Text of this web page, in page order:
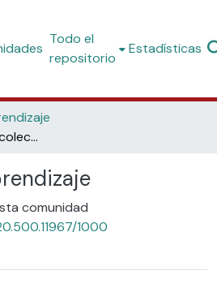
Todo el
repositorio
Estadísticas
Subcomunidades y colecciones
comunidad
1000